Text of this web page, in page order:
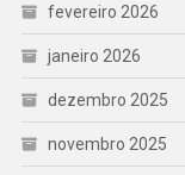
fevereiro 2026
janeiro 2026
dezembro 2025
novembro 2025